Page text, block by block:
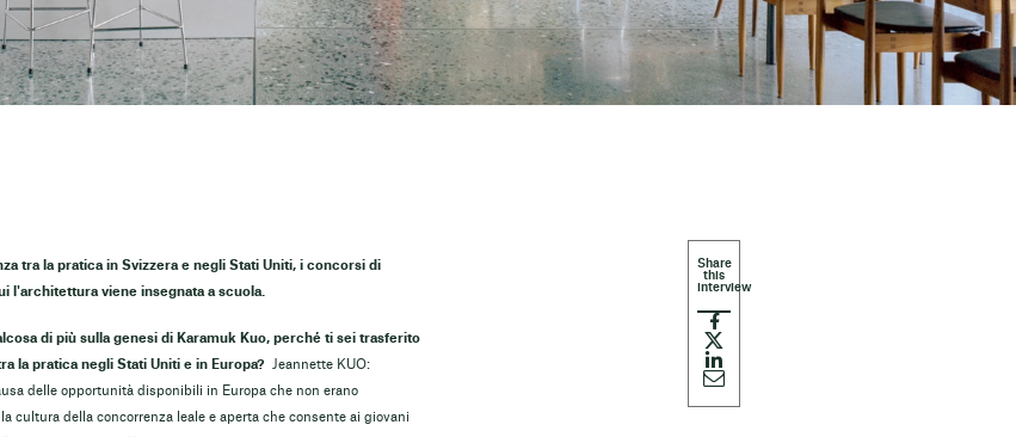
tra la pratica in Svizzera e negli Stati Uniti, i concorsi di
l'architettura viene insegnata a scuola.
di più sulla genesi di Karamuk Kuo, perché ti sei trasferito
la pratica negli Stati Uniti e in Europa?
Jeannette KUO:
delle opportunità disponibili in Europa che non erano
della concorrenza leale e aperta che consente ai giovani